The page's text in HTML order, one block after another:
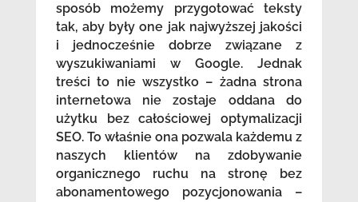
sposób możemy przygotować teksty
tak, aby były one jak najwyższej jakości
i jednocześnie dobrze związane z
wyszukiwaniami w Google. Jednak
treści to nie wszystko – żadna strona
internetowa nie zostaje oddana do
użytku bez całościowej optymalizacji
SEO. To właśnie ona pozwala każdemu z
naszych klientów na zdobywanie
organicznego ruchu na stronę bez
abonamentowego pozycjonowania –